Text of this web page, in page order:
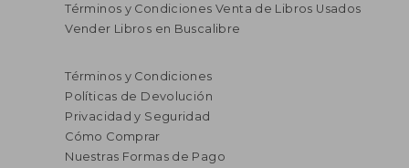
Términos y Condiciones Venta de Libros Usados
Vender Libros en Buscalibre
Términos y Condiciones
Políticas de Devolución
Privacidad y Seguridad
Cómo Comprar
Nuestras Formas de Pago